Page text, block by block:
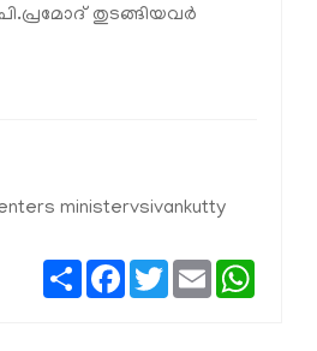
തുടങ്ങിയവർ
ministervsivankutty
ShareFacebook
TwitterEmail